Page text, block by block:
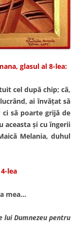
glasul al 8-lea:
cel după chip; că,
ai învăţat să
să poarte grijă de
aceasta şi cu îngerii
Melania, duhul
lea
mea…
lui Dumnezeu pentru